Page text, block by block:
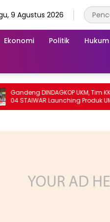
9 Agustus 2026
Ekonomi Politik Hukum
DINDAGKOP UKM, Tim KKN Unit
Launching Produk UMKM
Logung